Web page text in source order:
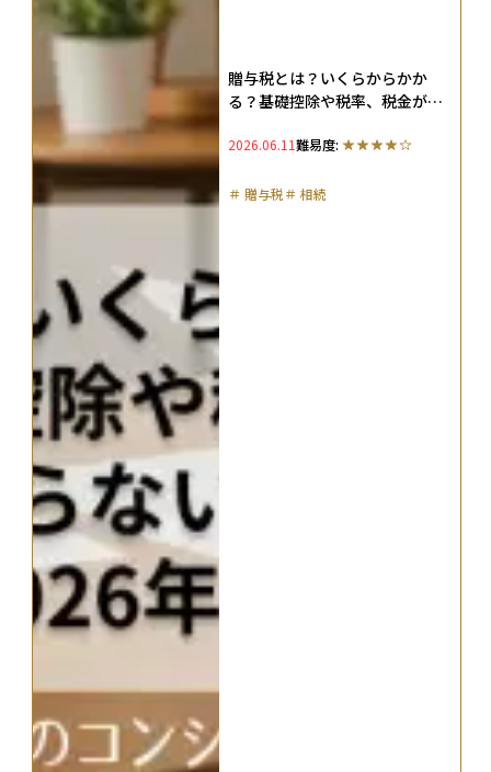
贈与税とは？いくらからかか
る？基礎控除や税率、税金がか
版）
2026.06.11難易度:
＃ 贈与税＃ 相続